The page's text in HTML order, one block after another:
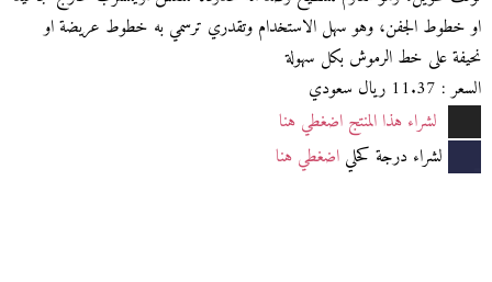
او خطوط الجفن، وهو سهل الاستخدام وتقدري ترسمي به خطوط عريضة او
نحيفة على خط الرموش بكل سهولة
السعر : 11.37 ريال سعودي
لشراء هذا المنتج اضغطي هنا
لشراء درجة كحلياضغطي هنا